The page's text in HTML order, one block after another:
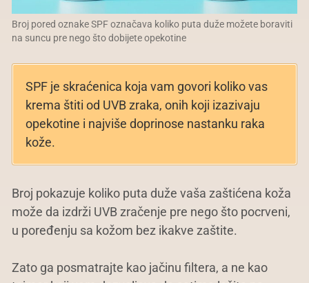
Broj pored oznake SPF označava koliko puta duže možete boraviti
na suncu pre nego što dobijete opekotine
SPF je skraćenica koja vam govori koliko vas
krema štiti od UVB zraka, onih koji izazivaju
opekotine i najviše doprinose nastanku raka
kože.
Broj pokazuje koliko puta duže vaša zaštićena koža
može da izdrži UVB zračenje pre nego što pocrveni,
u poređenju sa kožom bez ikakve zaštite.
Zato ga posmatrajte kao jačinu filtera, a ne kao